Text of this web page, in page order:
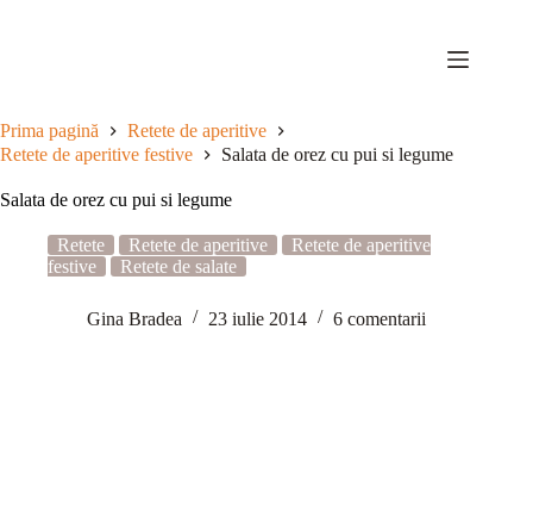
Prima pagină
Retete de aperitive
Retete de aperitive festive
Salata de orez cu pui si legume
Salata de orez cu pui si legume
Retete Retete de aperitive
Retete de aperitive
festive
Retete de salate
Gina Bradea 23 iulie 2014 6 comentarii